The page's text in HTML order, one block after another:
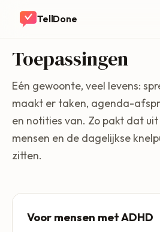
TellDone
Toepassingen
Eén gewoonte, veel levens:
maakt er taken, agenda-
en notities van. Zo pakt dat
mensen en de dagelijkse
zitten.
Voor mensen met ADHD